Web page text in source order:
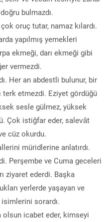
bulmazdı.
oruç tutar, namaz kılardı.
yapılmış yemekleri
ekmeği, darı ekmeği gibi
vermezdi.
Her an abdestli bulunur, bir
terk etmezdi. Eziyet gördüğü
sesle gülmez, yüksek
Çok istiğfar eder, salevât
cüz okurdu.
müridlerine anlatırdı.
Perşembe ve Cuma geceleri
ziyaret ederdi. Başka
yerlerde yaşayan ve
sorardı.
icabet eder, kimseyi